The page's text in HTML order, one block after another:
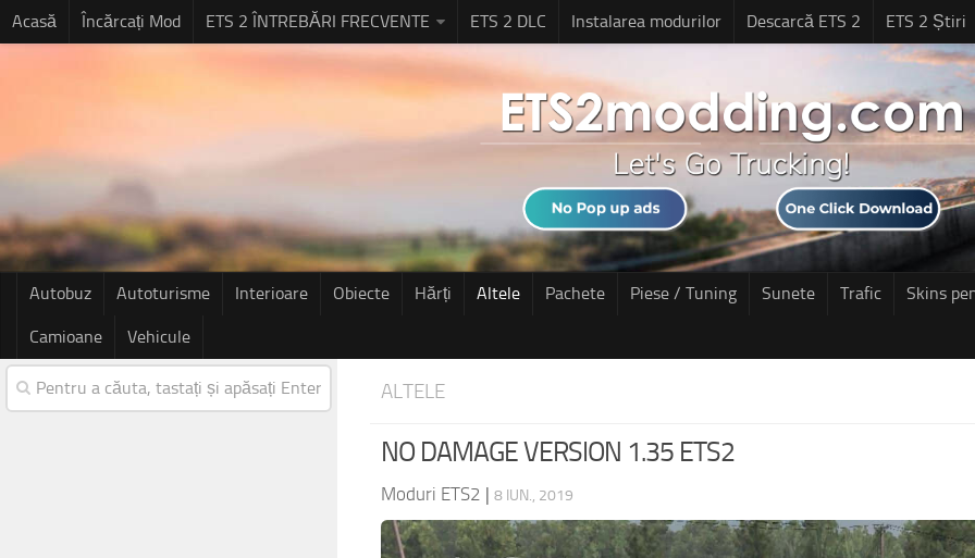
Acasă Încărcați Mod ETS 2 ÎNTREBĂRI FRECVENTE ETS 2 DLC Instalarea modurilor Descarcă ETS 2 ETS 2 Știri
Autobuz Autoturisme Interioare Obiecte Hărți Altele Pachete Piese / Tuning Sunete Trafic Skins
Camioane Vehicule
ALTELE
NO DAMAGE VERSION 1.35 ETS2
Moduri ETS2 | 8 IUN., 2019